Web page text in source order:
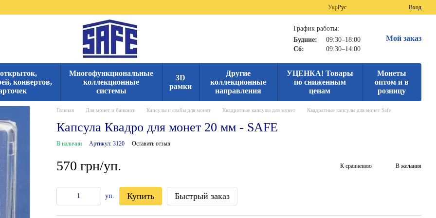
УкрРус Вход
График работы:
Будние:
09:30–18:00
Сб:
09:30–14:00
Мой заказ
конвертов,
Многофункциональные
коллекционные
системы
3D
рамки
Другие
коллекционные
направления
УЦЕНКА! Товары
по сниженным
ценам
Монеты
оптом и в
розницу
Главная Для монет и банкнот Капсулы и слабы для монет Квадратные капсулы для монет Квадратные капсулы для монет Safe
Капсула Квадро для монет 20 мм - SAFE
В наличии Артикул: 3120 Оставить отзыв
570 грн/уп. К сравнению В желания
уп. Купить Быстрый заказ